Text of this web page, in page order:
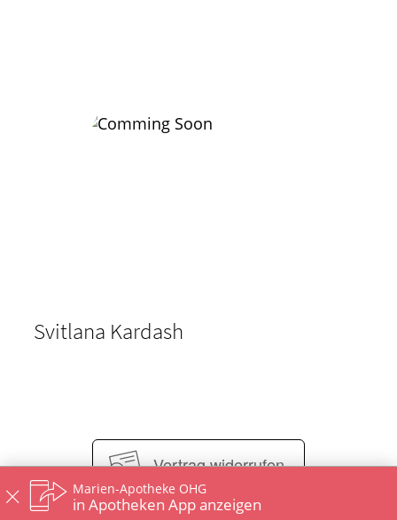
Svitlana Kardash
Vertrag widerrufen
Marien-Apotheke OHG
in Apotheken App anzeigen